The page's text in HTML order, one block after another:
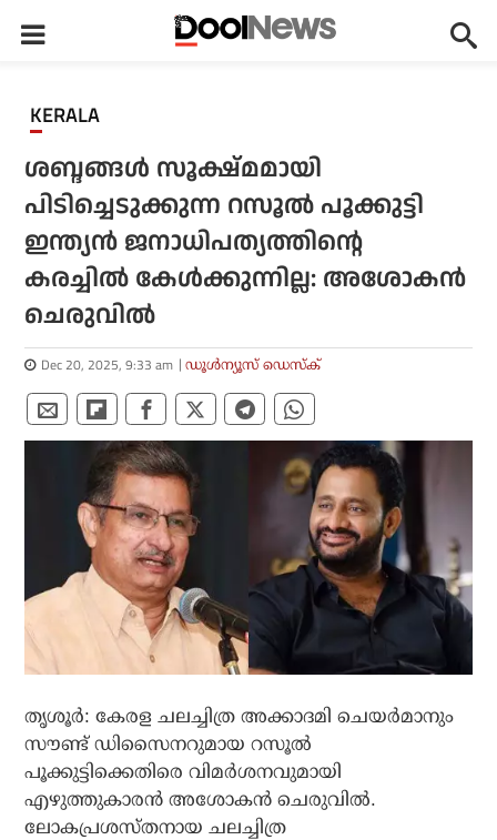
KERALA
ശബ്ദങ്ങൾ സൂക്ഷ്മമായി
പിടിച്ചെടുക്കുന്ന റസൂല്‍ പൂക്കുട്ടി
ഇന്ത്യന്‍ ജനാധിപത്യത്തിന്റെ
കരച്ചില്‍ കേള്‍ക്കുന്നില്ല: അശോകന്‍
ചെരുവില്‍
Dec 20, 2025, 9:33 am ഡൂള്‍ന്യൂസ് ഡെസ്‌ക്
തൃശൂര്‍: കേരള ചലച്ചിത്ര അക്കാദമി ചെയര്‍മാനും
സൗണ്ട് ഡിസൈനറുമായ റസൂല്‍
പൂക്കുട്ടിക്കെതിരെ വിമര്‍ശനവുമായി
എഴുത്തുകാരന്‍ അശോകന്‍ ചെരുവില്‍.
ലോകപ്രശസ്തനായ ചലച്ചിത്ര